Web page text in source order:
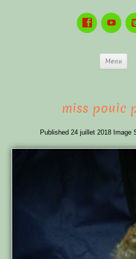
Menu
miss pouic
Published 24 juillet 2018 Image